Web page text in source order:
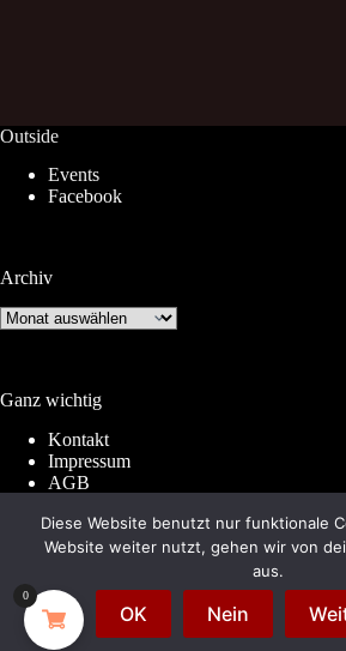
Outside
Events
Facebook
Archiv
Archiv
Ganz wichtig
Kontakt
Impressum
AGB
Datenschutz
© 2026 by Subkultur
. Made with
WooCommerce.
is a division of
0
Diese Website benutzt nur funktionale
Website weiter nutzt, gehen wir von
aus.
OK Nein